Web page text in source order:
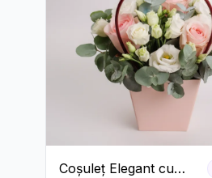
Coșuleț Elegant cu